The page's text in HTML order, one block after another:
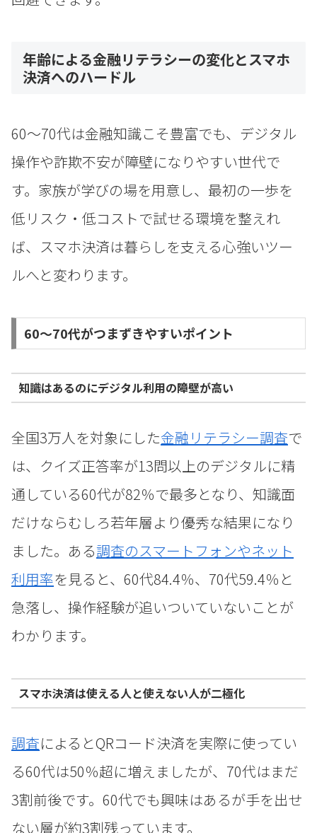
年齢による金融リテラシーの変化とスマホ
決済へのハードル
60〜70代は金融知識こそ豊富でも、デジタル
操作や詐欺不安が障壁になりやすい世代で
す。家族が学びの場を用意し、最初の一歩を
低リスク・低コストで試せる環境を整えれ
ば、スマホ決済は暮らしを支える心強いツー
ルへと変わります。
60〜70代がつまずきやすいポイント
知識はあるのにデジタル利用の障壁が高い
全国3万人を対象にした金融リテラシー調査で
は、クイズ正答率が13問以上のデジタルに精
通している60代が82％で最多となり、知識面
だけならむしろ若年層より優秀な結果になり
ました。ある調査のスマートフォンやネット
利用率を見ると、60代84.4％、70代59.4％と
急落し、操作経験が追いついていないことが
わかります。
スマホ決済は使える人と使えない人が二極化
調査によるとQRコード決済を実際に使ってい
る60代は50％超に増えましたが、70代はまだ
3割前後です。60代でも興味はあるが手を出せ
ない層が約3割残っています。